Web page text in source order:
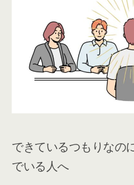
できているつもりなの
でいる人へ